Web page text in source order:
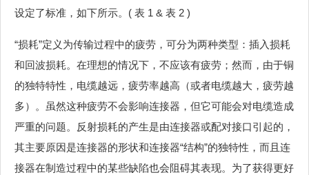
设定了标准，如下所示。( 表 1 & 表 2 )
“损耗”定义为传输过程中的疲劳，可分为两种类型：插入损耗
和回波损耗。在理想的情况下，不应该有疲劳；然而，由于铜
的独特特性，电缆越远，疲劳率越高（或者电缆越大，疲劳越
多）。虽然这种疲劳不会影响连接器，但它可能会对电缆造成
严重的问题。反射损耗的产生是由连接器或配对接口引起的，
其主要原因是连接器的形状和连接器“结构”的独特性，而且连
接器在制造过程中的某些缺陷也会阻碍其表现。为了获得更好